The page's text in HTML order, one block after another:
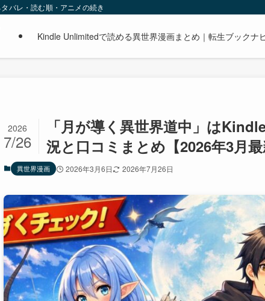
バレ・読む順・アニメの続き
Kindle Unlimitedで読める異世界漫画まとめ｜転生ブックナ
「月が導く異世界道中」は
況と口コミまとめ【2026年3月最
2026
7/26
異世界漫画 2026年3月6日 2026年7月26日